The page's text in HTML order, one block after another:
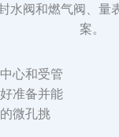
水阀和燃气阀、
案。
心和受管
准备并能
微孔挑